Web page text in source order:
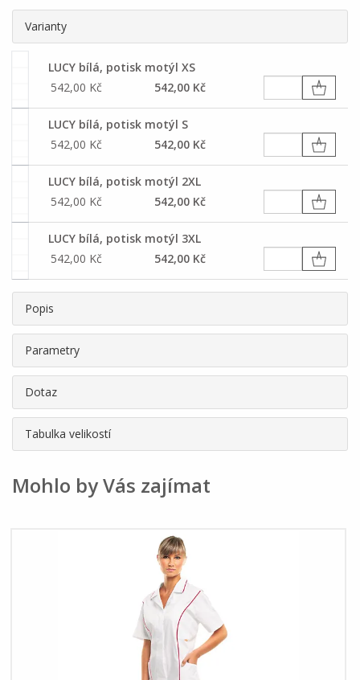
Varianty
LUCY bílá, potisk motýl XS
542,00 Kč
542,00 Kč
LUCY bílá, potisk motýl S
542,00 Kč
542,00 Kč
LUCY bílá, potisk motýl 2XL
542,00 Kč
542,00 Kč
LUCY bílá, potisk motýl 3XL
542,00 Kč
542,00 Kč
Popis
Parametry
Dotaz
Tabulka velikostí
Mohlo by Vás zajímat